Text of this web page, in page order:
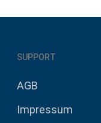
SUPPORT
AGB
Impressum